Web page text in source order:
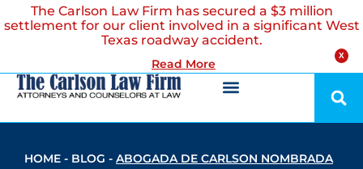
X
The Carlson Law Firm has secured a $3 million
settlement for our client involved in a significant West
Texas roadway accident.
Read More
HOME - BLOG - ABOGADA DE CARLSON NOMBRADA